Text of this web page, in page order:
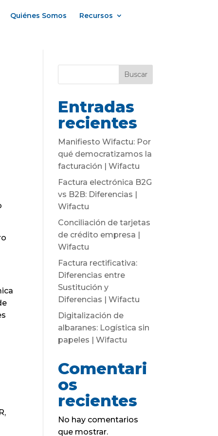
Quiénes Somos Recursos
Buscar
Entradas
recientes
Manifiesto Wifactu: Por
qué democratizamos la
facturación | Wifactu
Factura electrónica B2G
vs B2B: Diferencias |
Wifactu
Conciliación de tarjetas
de crédito empresa |
Wifactu
Factura rectificativa:
Diferencias entre
Sustitución y
Diferencias | Wifactu
Digitalización de
albaranes: Logística sin
papeles | Wifactu
Comentari
os
recientes
No hay comentarios
que mostrar.